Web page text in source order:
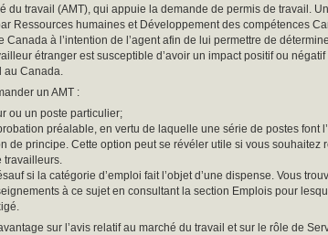
du travail (AMT), qui appuie la demande de permis de travail.
Ressources humaines et Développement des compétences
Canada à l’intention de l’agent afin de lui permettre de
étranger est susceptible d’avoir un impact positif ou négatif
au Canada.
un AMT :
ou un poste particulier;
préalable, en vertu de laquelle une série de postes font
de principe. Cette option peut se révéler utile si vous souhaitez
travailleurs.
si la catégorie d’emploi fait l’objet d’une dispense. Vous
à ce sujet en consultant la section Emplois pour
sur l’avis relatif au marché du travail et sur le rôle de